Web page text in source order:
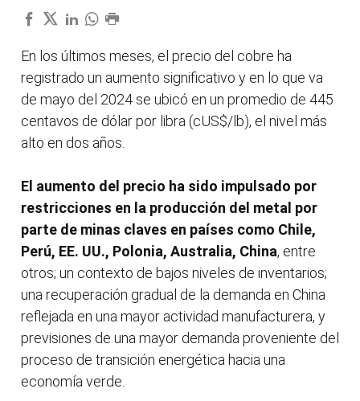
En los últimos meses, el precio del cobre ha
registrado un aumento significativo y en lo que va
de mayo del 2024 se ubicó en un promedio de 445
centavos de dólar por libra (cUS$/lb), el nivel más
alto en dos años.
El aumento del precio ha sido impulsado por
restricciones en la producción del metal por
parte de minas claves en países como Chile,
Perú, EE. UU., Polonia, Australia, China, entre
otros; un contexto de bajos niveles de inventarios;
una recuperación gradual de la demanda en China
reflejada en una mayor actividad manufacturera, y
previsiones de una mayor demanda proveniente del
proceso de transición energética hacia una
economía verde.